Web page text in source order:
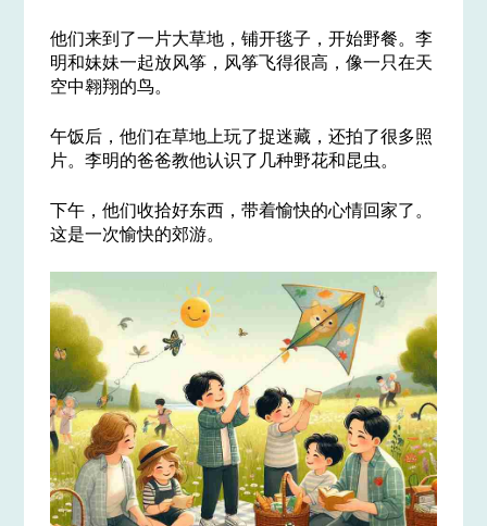
他们来到了一片大草地，铺开毯子，开始野餐。李
明和妹妹一起放风筝，风筝飞得很高，像一只在天
空中翱翔的鸟。
午饭后，他们在草地上玩了捉迷藏，还拍了很多照
片。李明的爸爸教他认识了几种野花和昆虫。
下午，他们收拾好东西，带着愉快的心情回家了。
这是一次愉快的郊游。